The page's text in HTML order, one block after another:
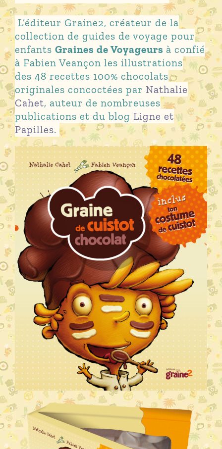
L’éditeur Graine2, créateur de la
collection de guides de voyage pour
enfants Graines de Voyageurs à confié
à Fabien Veançon les illustrations
des 48 recettes 100% chocolats
originales concoctées par Nathalie
Cahet, auteur de nombreuses
publications et du blog Ligne et
Papilles.